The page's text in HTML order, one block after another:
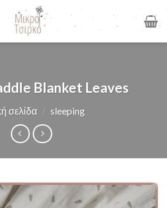
Blanket Leaves
σελίδα / sleeping